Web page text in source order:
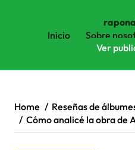
Inicio
Sobre
Ver
content
Home
Reseñas de
Cómo analicé la obra de